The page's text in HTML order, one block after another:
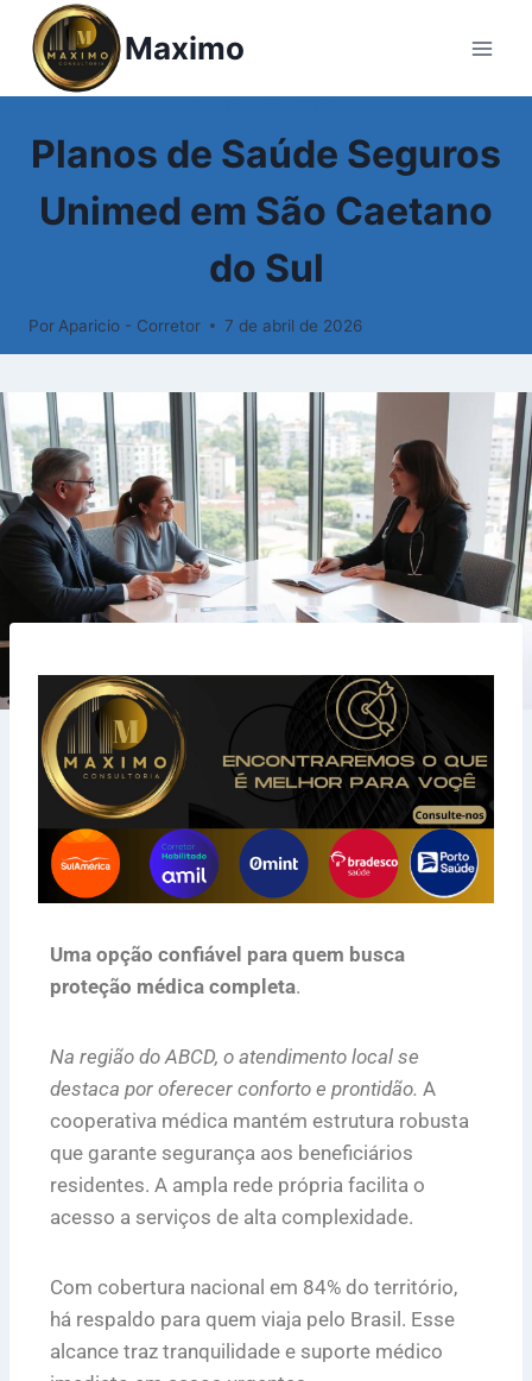
Maximo
Planos de Saúde Seguros
Unimed em São Caetano
do Sul
Por Aparicio - Corretor 7 de abril de 2026
Uma opção confiável para quem busca
proteção médica completa.
Na região do ABCD, o atendimento local se
destaca por oferecer conforto e prontidão. A
cooperativa médica mantém estrutura robusta
que garante segurança aos beneficiários
residentes. A ampla rede própria facilita o
acesso a serviços de alta complexidade.
Com cobertura nacional em 84% do território,
há respaldo para quem viaja pelo Brasil. Esse
alcance traz tranquilidade e suporte médico